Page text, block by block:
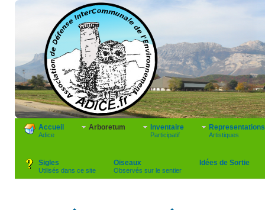
Accueil
Adice
Arboretum Inventaire
Participatif
Representations
Artistiques
Sigles
Utilisés dans ce site
Oiseaux
Observés sur le sentier
Idées de Sortie